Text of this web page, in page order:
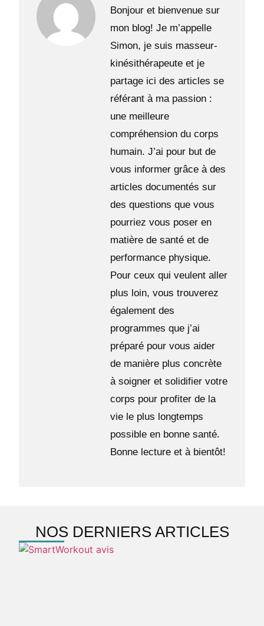
Bonjour et bienvenue sur
mon blog! Je m’appelle
Simon, je suis masseur-
kinésithérapeute et je
partage ici des articles se
référant à ma passion :
une meilleure
compréhension du corps
humain. J’ai pour but de
vous informer grâce à des
articles documentés sur
des questions que vous
pourriez vous poser en
matière de santé et de
performance physique.
Pour ceux qui veulent aller
plus loin, vous trouverez
également des
programmes que j’ai
préparé pour vous aider
de manière plus concrète
à soigner et solidifier votre
corps pour profiter de la
vie le plus longtemps
possible en bonne santé.
Bonne lecture et à bientôt!
NOS DERNIERS ARTICLES